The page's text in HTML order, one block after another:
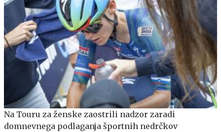
Na Touru za ženske zaostrili nadzor zaradi
domnevnega podlaganja športnih nedrčkov